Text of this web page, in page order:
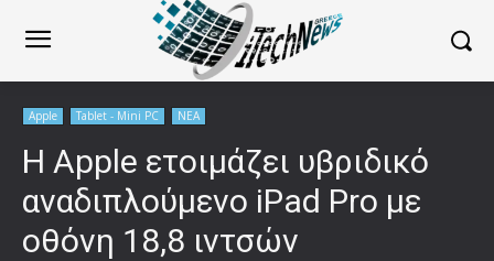
Apple Tablet - Mini PC ΝΕΑ
Η Apple ετοιμάζει υβριδικό
αναδιπλούμενο iPad Pro με
οθόνη 18,8 ιντσών